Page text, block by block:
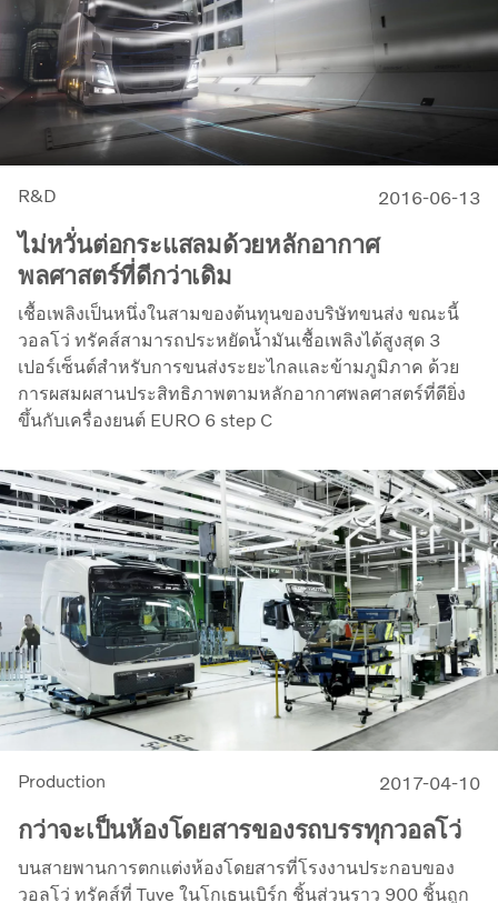
R&D 2016-06-13
ไม่หวั่นต่อกระแสลมด้วยหลักอากาศ
พลศาสตร์ที่ดีกว่าเดิม
เชื้อเพลิงเป็นหนึ่งในสามของต้นทุนของบริษัทขนส่ง ขณะนี้
วอลโว่ ทรัคส์สามารถประหยัดน้ำมันเชื้อเพลิงได้สูงสุด 3
เปอร์เซ็นต์สำหรับการขนส่งระยะไกลและข้ามภูมิภาค ด้วย
การผสมผสานประสิทธิภาพตามหลักอากาศพลศาสตร์ที่ดียิ่ง
ขึ้นกับเครื่องยนต์ EURO 6 step C
Production 2017-04-10
กว่าจะเป็นห้องโดยสารของรถบรรทุกวอลโว่
บนสายพานการตกแต่งห้องโดยสารที่โรงงานประกอบของ
วอลโว่ ทรัคส์ที่ Tuve ในโกเธนเบิร์ก ชิ้นส่วนราว 900 ชิ้นถูก